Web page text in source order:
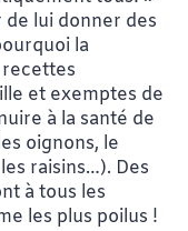
de lui donner des
la
et exemptes de
à la santé de
oignons, le
raisins…). Des
à tous les
les plus poilus !